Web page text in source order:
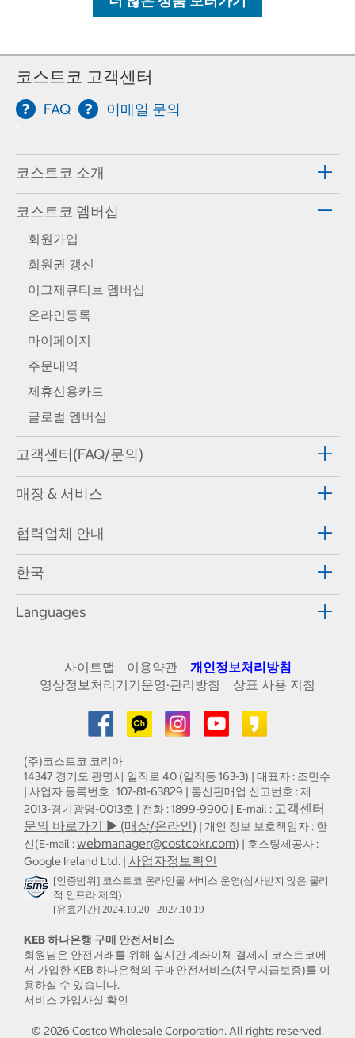
코스트코 고객센터
FAQ 이메일 문의
코스트코 소개
코스트코 멤버십
회원가입
회원권 갱신
이그제큐티브 멤버십
온라인등록
마이페이지
주문내역
제휴신용카드
글로벌 멤버십
고객센터(FAQ/문의)
매장 & 서비스
협력업체 안내
한국
Languages
사이트맵 이용약관
개인정보처리방침
영상정보처리기기운영·관리방침
상표 사용 지침
(주)코스트코 코리아
14347 경기도 광명시 일직로 40 (일직동 163-3) | 대표자 : 조민수
| 사업자 등록번호 : 107-81-63829 | 통신판매업 신고번호 : 제
2013-경기광명-0013호 | 전화 : 1899-9900 | E-mail : 고객센터
문의 바로가기 ▶ (매장/온라인) | 개인 정보 보호책임자 : 한
신(E-mail :webmanager@costcokr.com) | 호스팅제공자 :
Google Ireland Ltd. | 사업자정보확인
[인증범위] 코스트코 온라인몰 서비스 운영(심사받지 않은 물리
적 인프라 제외)
[유효기간] 2024.10.20 - 2027.10.19
KEB 하나은행 구매 안전서비스
회원님은 안전거래를 위해 실시간 계좌이체 결제시 코스트코에
서 가입한 KEB 하나은행의 구매안전서비스(채무지급보증)를 이
용하실 수 있습니다.
서비스 가입사실 확인
© 2026 Costco Wholesale Corporation.All rights reserved.